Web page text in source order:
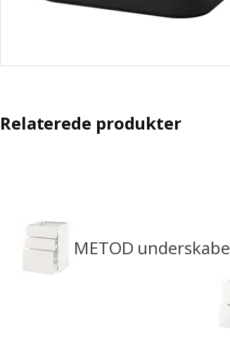
Relaterede produkter
METOD underskabe